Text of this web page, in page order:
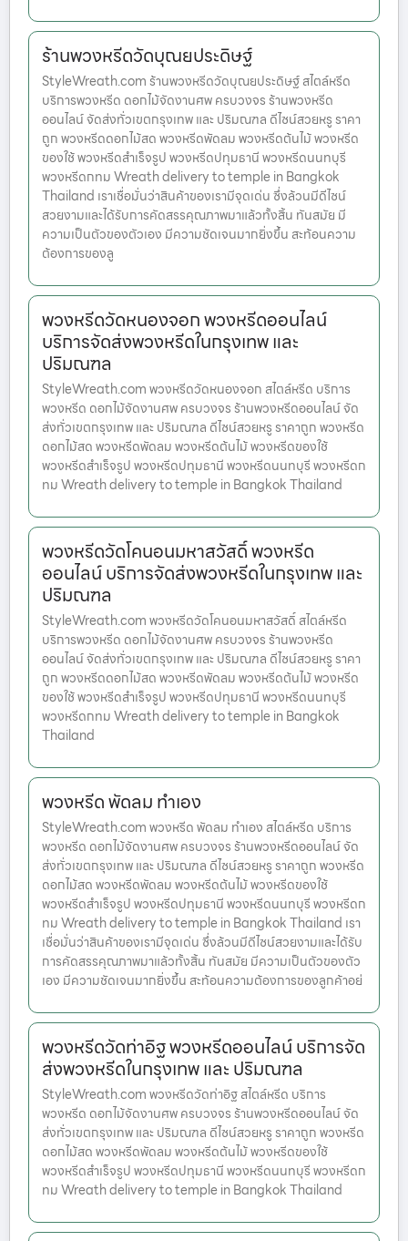
ร้านพวงหรีดวัดบุณยประดิษฐ์
StyleWreath.com ร้านพวงหรีดวัดบุณยประดิษฐ์ สไตล์หรีด
บริการพวงหรีด ดอกไม้จัดงานศพ ครบวงจร ร้านพวงหรีด
ออนไลน์ จัดส่งทั่วเขตกรุงเทพ และ ปริมณฑล ดีไซน์สวยหรู ราคา
ถูก พวงหรีดดอกไม้สด พวงหรีดพัดลม พวงหรีดต้นไม้ พวงหรีด
ของใช้ พวงหรีดสำเร็จรูป พวงหรีดปทุมธานี พวงหรีดนนทบุรี
พวงหรีดกทม Wreath delivery to temple in Bangkok
Thailand เราเชื่อมั่นว่าสินค้าของเรามีจุดเด่น ซึ่งล้วนมีดีไซน์
สวยงามและได้รับการคัดสรรคุณภาพมาแล้วทั้งสิ้น ทันสมัย มี
ความเป็นตัวของตัวเอง มีความชัดเจนมากยิ่งขึ้น สะท้อนความ
ต้องการของลู
พวงหรีดวัดหนองจอก พวงหรีดออนไลน์
บริการจัดส่งพวงหรีดในกรุงเทพ และ
ปริมณฑล
StyleWreath.com พวงหรีดวัดหนองจอก สไตล์หรีด บริการ
พวงหรีด ดอกไม้จัดงานศพ ครบวงจร ร้านพวงหรีดออนไลน์ จัด
ส่งทั่วเขตกรุงเทพ และ ปริมณฑล ดีไซน์สวยหรู ราคาถูก พวงหรีด
ดอกไม้สด พวงหรีดพัดลม พวงหรีดต้นไม้ พวงหรีดของใช้
พวงหรีดสำเร็จรูป พวงหรีดปทุมธานี พวงหรีดนนทบุรี พวงหรีดก
ทม Wreath delivery to temple in Bangkok Thailand
พวงหรีดวัดโคนอนมหาสวัสดิ์ พวงหรีด
ออนไลน์ บริการจัดส่งพวงหรีดในกรุงเทพ และ
ปริมณฑล
StyleWreath.com พวงหรีดวัดโคนอนมหาสวัสดิ์ สไตล์หรีด
บริการพวงหรีด ดอกไม้จัดงานศพ ครบวงจร ร้านพวงหรีด
ออนไลน์ จัดส่งทั่วเขตกรุงเทพ และ ปริมณฑล ดีไซน์สวยหรู ราคา
ถูก พวงหรีดดอกไม้สด พวงหรีดพัดลม พวงหรีดต้นไม้ พวงหรีด
ของใช้ พวงหรีดสำเร็จรูป พวงหรีดปทุมธานี พวงหรีดนนทบุรี
พวงหรีดกทม Wreath delivery to temple in Bangkok
Thailand
พวงหรีด พัดลม ทำเอง
StyleWreath.com พวงหรีด พัดลม ทำเอง สไตล์หรีด บริการ
พวงหรีด ดอกไม้จัดงานศพ ครบวงจร ร้านพวงหรีดออนไลน์ จัด
ส่งทั่วเขตกรุงเทพ และ ปริมณฑล ดีไซน์สวยหรู ราคาถูก พวงหรีด
ดอกไม้สด พวงหรีดพัดลม พวงหรีดต้นไม้ พวงหรีดของใช้
พวงหรีดสำเร็จรูป พวงหรีดปทุมธานี พวงหรีดนนทบุรี พวงหรีดก
ทม Wreath delivery to temple in Bangkok Thailand เรา
เชื่อมั่นว่าสินค้าของเรามีจุดเด่น ซึ่งล้วนมีดีไซน์สวยงามและได้รับ
การคัดสรรคุณภาพมาแล้วทั้งสิ้น ทันสมัย มีความเป็นตัวของตัว
เอง มีความชัดเจนมากยิ่งขึ้น สะท้อนความต้องการของลูกค้าอย่
พวงหรีดวัดท่าอิฐ พวงหรีดออนไลน์ บริการจัด
ส่งพวงหรีดในกรุงเทพ และ ปริมณฑล
StyleWreath.com พวงหรีดวัดท่าอิฐ สไตล์หรีด บริการ
พวงหรีด ดอกไม้จัดงานศพ ครบวงจร ร้านพวงหรีดออนไลน์ จัด
ส่งทั่วเขตกรุงเทพ และ ปริมณฑล ดีไซน์สวยหรู ราคาถูก พวงหรีด
ดอกไม้สด พวงหรีดพัดลม พวงหรีดต้นไม้ พวงหรีดของใช้
พวงหรีดสำเร็จรูป พวงหรีดปทุมธานี พวงหรีดนนทบุรี พวงหรีดก
ทม Wreath delivery to temple in Bangkok Thailand